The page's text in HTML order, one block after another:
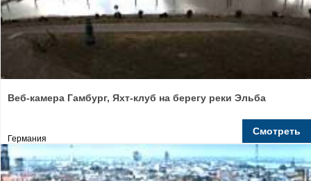
Веб-камера Гамбург, Яхт-клуб на берегу реки Эльба
Германия
Смотреть